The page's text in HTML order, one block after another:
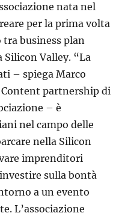
nata nel
per la prima volta
business plan
Valley. “La
– spiega Marco
partnership di
– è
nel campo delle
nella Silicon
imprenditori
sulla bontà
a un evento
L’associazione